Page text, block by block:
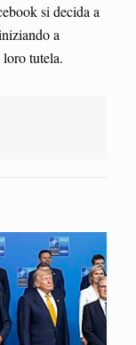
si decida a
a
tutela.